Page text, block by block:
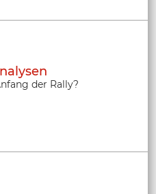
der Rally?